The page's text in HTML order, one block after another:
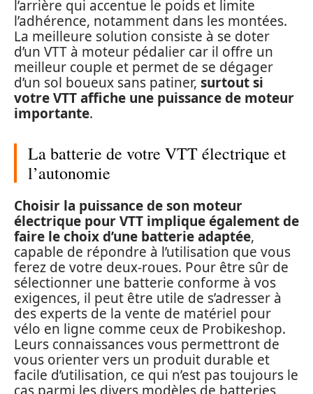
l’arrière qui accentue le poids et limite
l’adhérence, notamment dans les montées.
La meilleure solution consiste à se doter
d’un VTT à moteur pédalier car il offre un
meilleur couple et permet de se dégager
d’un sol boueux sans patiner, surtout si
votre VTT affiche une puissance de moteur
importante.
La batterie de votre VTT électrique et
l’autonomie
Choisir la puissance de son moteur
électrique pour VTT implique également de
faire le choix d’une batterie adaptée,
capable de répondre à l’utilisation que vous
ferez de votre deux-roues. Pour être sûr de
sélectionner une batterie conforme à vos
exigences, il peut être utile de s’adresser à
des experts de la vente de matériel pour
vélo en ligne comme ceux de Probikeshop.
Leurs connaissances vous permettront de
vous orienter vers un produit durable et
facile d’utilisation, ce qui n’est pas toujours le